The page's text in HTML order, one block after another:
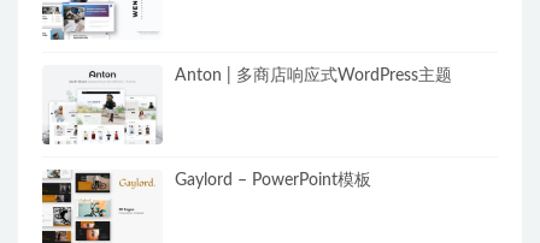
Anton | 多商店响应式WordPress主题
Gaylord – PowerPoint模板